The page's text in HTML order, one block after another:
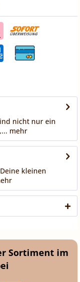
nicht nur ein
mehr
kleinen
Sortiment im